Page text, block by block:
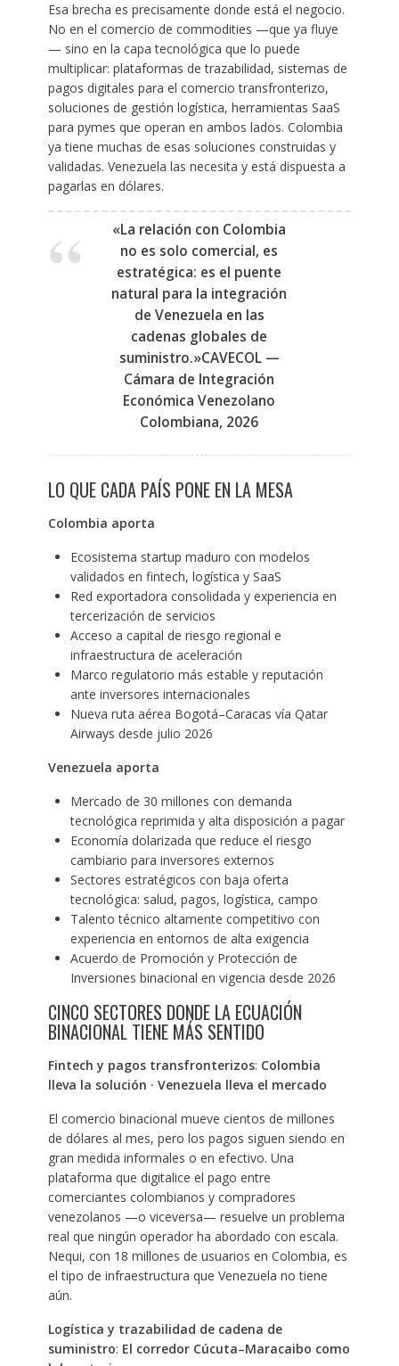
Esa brecha es precisamente donde está el negocio.
No en el comercio de commodities —que ya fluye
— sino en la capa tecnológica que lo puede
multiplicar: plataformas de trazabilidad, sistemas de
pagos digitales para el comercio transfronterizo,
soluciones de gestión logística, herramientas SaaS
para pymes que operan en ambos lados. Colombia
ya tiene muchas de esas soluciones construidas y
validadas. Venezuela las necesita y está dispuesta a
pagarlas en dólares.
«La relación con Colombia
no es solo comercial, es
estratégica: es el puente
natural para la integración
de Venezuela en las
cadenas globales de
suministro.»CAVECOL —
Cámara de Integración
Económica Venezolano
Colombiana, 2026
LO QUE CADA PAÍS PONE EN LA MESA
Colombia aporta
Ecosistema startup maduro con modelos
validados en fintech, logística y SaaS
Red exportadora consolidada y experiencia en
tercerización de servicios
Acceso a capital de riesgo regional e
infraestructura de aceleración
Marco regulatorio más estable y reputación
ante inversores internacionales
Nueva ruta aérea Bogotá–Caracas vía Qatar
Airways desde julio 2026
Venezuela aporta
Mercado de 30 millones con demanda
tecnológica reprimida y alta disposición a pagar
Economía dolarizada que reduce el riesgo
cambiario para inversores externos
Sectores estratégicos con baja oferta
tecnológica: salud, pagos, logística, campo
Talento técnico altamente competitivo con
experiencia en entornos de alta exigencia
Acuerdo de Promoción y Protección de
Inversiones binacional en vigencia desde 2026
CINCO SECTORES DONDE LA ECUACIÓN
BINACIONAL TIENE MÁS SENTIDO
Fintech y pagos transfronterizos: Colombia
lleva la solución · Venezuela lleva el mercado
El comercio binacional mueve cientos de millones
de dólares al mes, pero los pagos siguen siendo en
gran medida informales o en efectivo. Una
plataforma que digitalice el pago entre
comerciantes colombianos y compradores
venezolanos —o viceversa— resuelve un problema
real que ningún operador ha abordado con escala.
Nequi, con 18 millones de usuarios en Colombia, es
el tipo de infraestructura que Venezuela no tiene
aún.
Logística y trazabilidad de cadena de
suministro: El corredor Cúcuta–Maracaibo como